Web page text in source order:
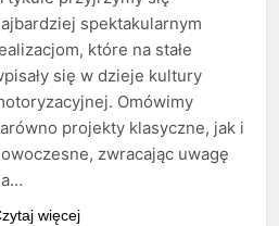
spektakularnym
które na stałe
się w dzieje kultury
Omówimy
projekty klasyczne, jak i
zwracając uwagę
więcej